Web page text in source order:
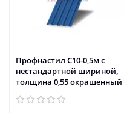
Профнастил С10-0,5м с
нестандартной шириной,
толщина 0,55 окрашенный